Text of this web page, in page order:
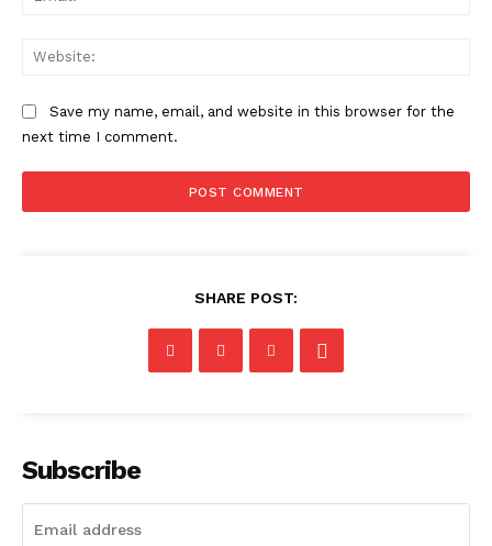
Save my name, email, and website in this browser for the
next time I comment.
SHARE POST:
Subscribe